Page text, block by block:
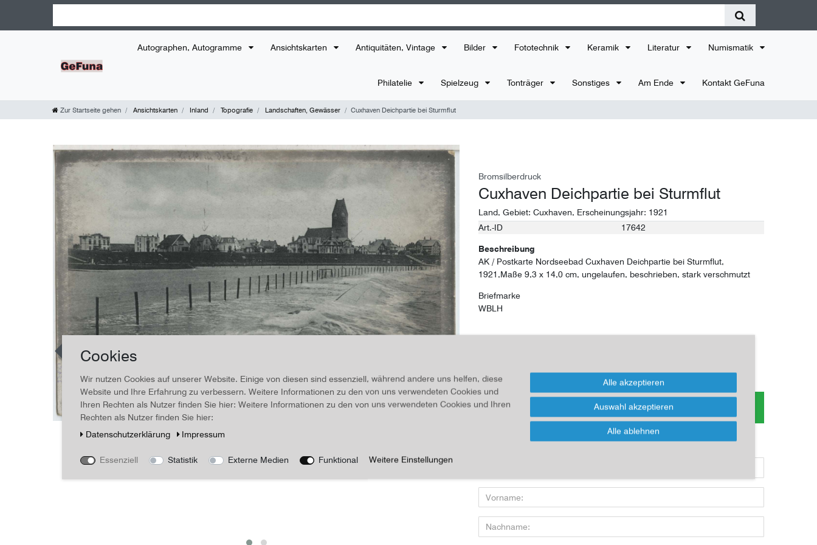
Autographen, Autogramme Ansichtskarten Antiquitäten, Vintage Bilder Fototechnik Keramik Literatur Numismatik
Philatelie Spielzeug Tonträger Sonstiges Am Ende Kontakt GeFuna
Zur Startseite gehen Ansichtskarten Inland Topografie Landschaften, Gewässer Cuxhaven Deichpartie bei Sturmflut
Bromsilberdruck
Cuxhaven Deichpartie bei Sturmflut
Land, Gebiet: Cuxhaven, Erscheinungsjahr: 1921
Technisches
Wert
Art.-ID 17642
Beschreibung
AK / Postkarte Nordseebad Cuxhaven Deichpartie bei Sturmflut,
1921,Maße 9,3 x 14,0 cm, ungelaufen, beschrieben, stark verschmutzt
Briefmarke
WBLH
Stück
Für Infos zum Artikel oder Kauf, bitte Formular
nutzen!
Wenn Sie den Artikel kaufen möchten, dann bitte das Formular nutzen:
Cookies
Wir nutzen Cookies auf unserer Website. Einige von diesen sind essenziell, während andere uns helfen, diese
Website und Ihre Erfahrung zu verbessern. Weitere Informationen zu den von uns verwendeten Cookies und
Ihren Rechten als Nutzer finden Sie hier: Weitere Informationen zu den von uns verwendeten Cookies und Ihren
Rechten als Nutzer finden Sie hier:
Daten­schutz­erklärung
Impressum
Essenziell Statistik Externe Medien Funktional Weitere Einstellungen
Alle akzeptieren
Auswahl akzeptieren
Alle ablehnen